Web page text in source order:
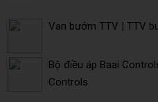
Van bướm TTV | TTV
Bộ điều áp Baai
Controls